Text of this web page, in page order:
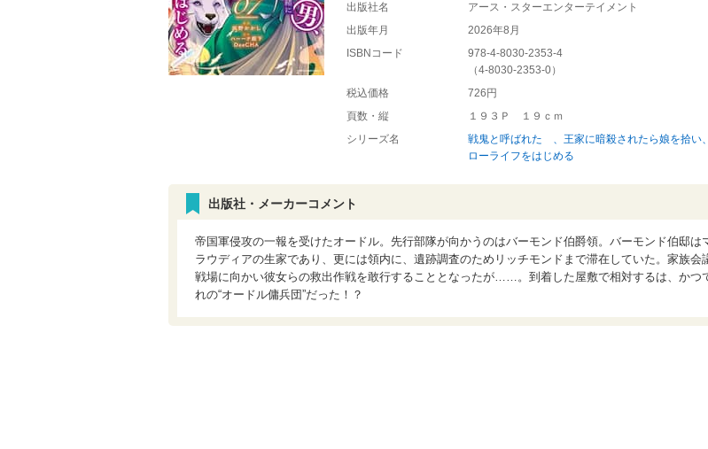
出版社名
アース・スターエンターテイメント
出版年月
2026年8月
ISBNコード
978-4-8030-2353-4
（4-8030-2353-0）
税込価格
726円
頁数・縦
１９３Ｐ １９ｃｍ
シリーズ名
戦鬼と呼ばれた 、王家に暗殺されたら娘を拾い
ローライフをはじめる
出版社・メーカーコメント
帝国軍侵攻の一報を受けたオードル。先行部隊が向かうのはバーモンド伯爵領。バーモンド伯邸は
ラウディアの生家であり、更には領内に、遺跡調査のためリッチモンドまで滞在していた。家族会
戦場に向かい彼女らの救出作戦を敢行することとなったが……。到着した屋敷で相対するは、かつ
れの“オードル傭兵団”だった！？